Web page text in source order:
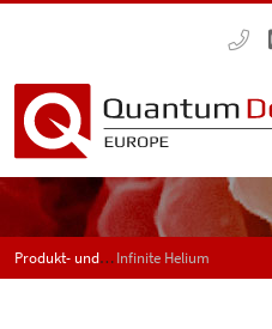
Produkt- und Anwendungsneuigkeiten - SPECTRUMInfinite Helium